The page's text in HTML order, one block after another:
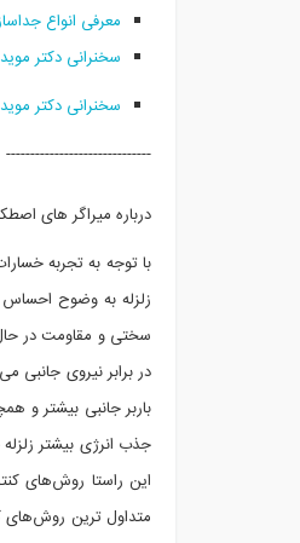
معرفی انواع جداسازها و
سخنرانی دکتر
سخنرانی دکتر
------------------------------
درباره میراگر های
با توجه به تجربه
زلزله به وضوح
سختی و مقاومت در
در برابر نیروی جانبی
باربر جانبی بیشتر و
جذب انرژی بیشتر
این راستا روش‌های